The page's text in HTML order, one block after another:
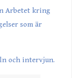
Arbetet kring
som är
och intervjun.